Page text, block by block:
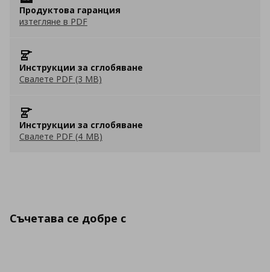
Продуктова гаранция
изтегляне в PDF
Инструкции за сглобяване
Свалете PDF (3 MB)
Инструкции за сглобяване
Свалете PDF (4 MB)
Съчетава се добре с